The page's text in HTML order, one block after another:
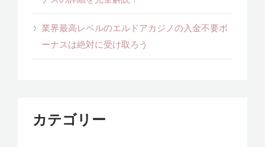
業界最高レベルのエルドアカジノの入金不要ボ
ーナスは絶対に受け取ろう
カテゴリー